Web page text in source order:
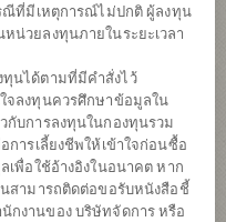
ณีที่มีเหตุการณ์ไม่ปกติ ผู้ลงทุน
น่วยลงทุนภายในระยะเวลา
นได้ตามที่มีคำสั่งไว้
จลงทุนควรศึกษาข้อมูลใน
บการลงทุนในกองทุนรวม
ารเลี้ยงชีพให้เข้าใจก่อนซื้อ
เพื่อใช้อ้างอิงในอนาคต หาก
สามารถติดต่อขอรับหนังสือชี้
กงานของ บริษัทจัดการ หรือ